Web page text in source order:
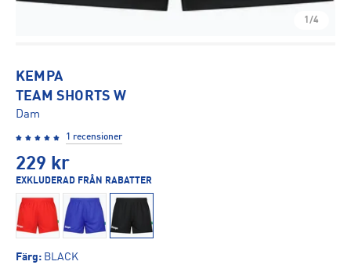
1/4
KEMPA
TEAM SHORTS W
Dam
1 recensioner
229 kr
EXKLUDERAD FRÅN RABATTER
Färg: BLACK